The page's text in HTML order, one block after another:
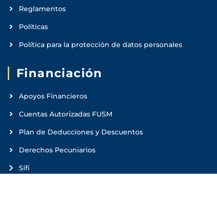
Reglamentos
Políticas
Política para la protección de datos personales
Financiación
Apoyos Financieros
Cuentas Autorizadas FUSM
Plan de Deducciones y Descuentos
Derechos Pecuniarios
Sifi